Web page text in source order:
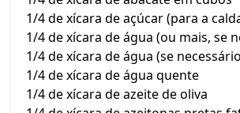
1/4 de xícara de açúcar (para a
1/4 de xícara de água (ou mais, se
1/4 de xícara de água (se
1/4 de xícara de água quente
1/4 de xícara de azeite de oliva